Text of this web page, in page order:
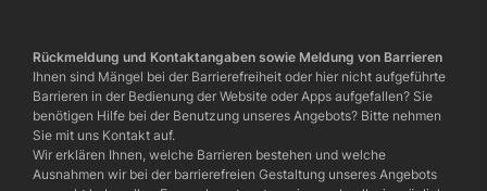
Rückmeldung und Kontaktangaben sowie Meldung von Barrieren
Ihnen sind Mängel bei der Barrierefreiheit oder hier nicht aufgeführte
Barrieren in der Bedienung der Website oder Apps aufgefallen? Sie
benötigen Hilfe bei der Benutzung unseres Angebots? Bitte nehmen
Sie mit uns Kontakt auf.
Wir erklären Ihnen, welche Barrieren bestehen und welche
Ausnahmen wir bei der barrierefreien Gestaltung unseres Angebots